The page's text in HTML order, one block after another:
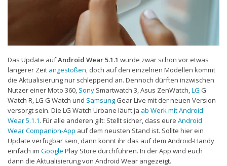
Das Update aufAndroid Wear 5.1.1 wurde zwar schon vor etwas
längerer Zeit angestoßen, doch auf den einzelnen Modellen kommt
die Aktualisierung nur schleppend an. Dennoch dürften inzwischen
Nutzer einer Moto 360, Sony Smartwatch 3, Asus ZenWatch,LG G
Watch R, LG G Watch und Samsung Gear Live mit der neuen Version
versorgt sein. Die LG Watch Urbane läuft ja ab Werk mit Android
Wear 5.1.1. Für alle anderen gilt: Stellt sicher, dass eure Android
Wear Companion-App auf dem neusten Stand ist. Sollte hier ein
Update verfügbar sein, dann könnt ihr das auf dem Android-Handy
einfach im Google Play Store durchführen. In der App wird euch
dann die Aktualisierung von Android Wear angezeigt.